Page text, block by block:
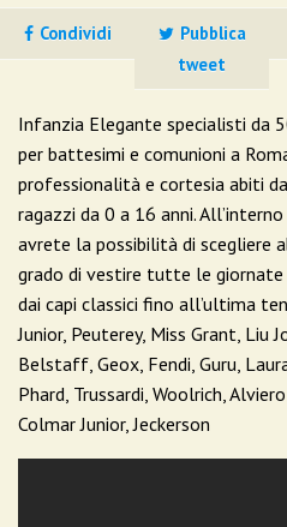
Condividi
Pubblica
tweet
Infanzia Elegante specialisti da
per battesimi e comunioni a
professionalità e cortesia abiti
ragazzi da 0 a 16 anni.
avrete la possibilità di scegliere
grado di vestire tutte le giornate
dai capi classici fino all’ultima
Junior, Peuterey, Miss Grant, Liu
Belstaff, Geox, Fendi, Guru,
Phard, Trussardi, Woolrich,
Colmar Junior, Jeckerson